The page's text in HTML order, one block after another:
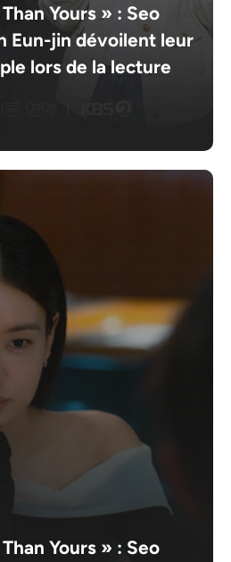
Yours » : Seo
Eun-jin dévoilent leur
lors de la lecture
Yours » : Seo